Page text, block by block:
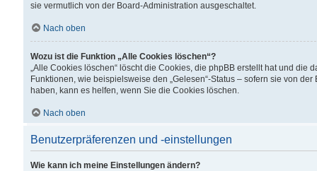
sie vermutlich von der Board-Administration ausgeschaltet.
Nach oben
Wozu ist die Funktion „Alle Cookies löschen“?
„Alle Cookies löschen“ löscht die Cookies, die phpBB erstellt hat und
Funktionen, wie beispielsweise den „Gelesen“-Status – sofern sie von
haben, kann es helfen, wenn Sie die Cookies löschen.
Nach oben
Benutzerpräferenzen und -einstellungen
Wie kann ich meine Einstellungen ändern?